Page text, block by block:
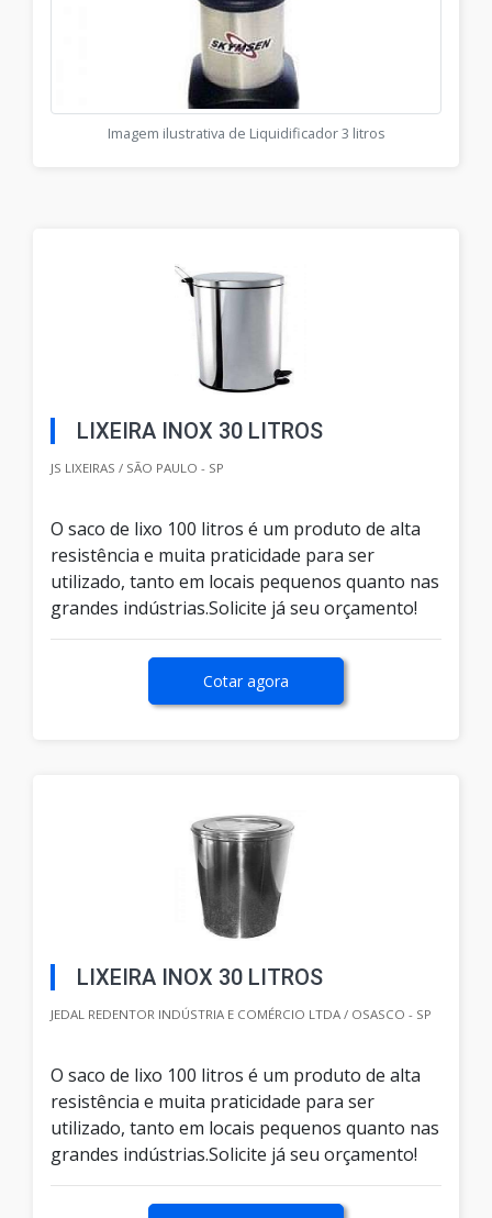
Imagem ilustrativa de Liquidificador 3 litros
LIXEIRA INOX 30 LITROS
JS LIXEIRAS / SÃO PAULO - SP
O saco de lixo 100 litros é um produto de alta
resistência e muita praticidade para ser
utilizado, tanto em locais pequenos quanto nas
grandes indústrias.Solicite já seu orçamento!
Cotar agora
LIXEIRA INOX 30 LITROS
JEDAL REDENTOR INDÚSTRIA E COMÉRCIO LTDA / OSASCO - SP
O saco de lixo 100 litros é um produto de alta
resistência e muita praticidade para ser
utilizado, tanto em locais pequenos quanto nas
grandes indústrias.Solicite já seu orçamento!